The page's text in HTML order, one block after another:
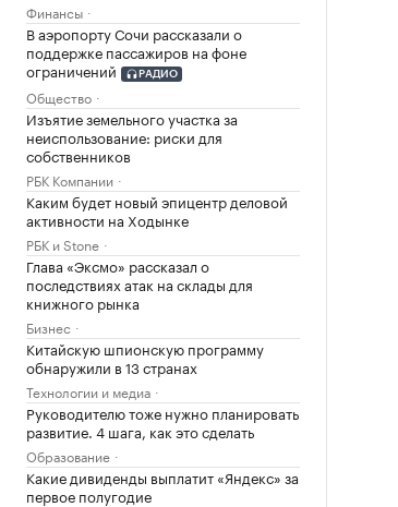
Финансы
В аэропорту Сочи рассказали о
поддержке пассажиров на фоне
ограничений
РАДИО
Общество
Изъятие земельного участка за
неиспользование: риски для
собственников
РБК Компании
Каким будет новый эпицентр деловой
активности на Ходынке
РБК и Stone
Глава «Эксмо» рассказал о
последствиях атак на склады для
книжного рынка
Бизнес
Китайскую шпионскую программу
обнаружили в 13 странах
Технологии и медиа
Руководителю тоже нужно планировать
развитие. 4 шага, как это сделать
Образование
Какие дивиденды выплатит «Яндекс» за
первое полугодие